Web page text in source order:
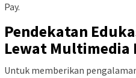
Pay.
Pendekatan
Lewat Multimedia
Untuk memberikan